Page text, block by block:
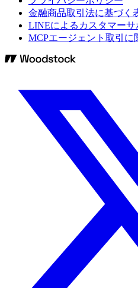
金融商品取引法に基づく
LINEによるカスタマー
MCPエージェント取引に